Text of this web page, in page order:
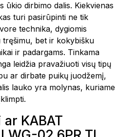
ūkio dirbimo dalis. Kiekvienas
turi pasirūpinti ne tik
technika, dygiomis
tręšimu, bet ir kokybišku
ir padargams. Tinkama
leidžia pravažiuoti visų tipų
ar dirbate puikų juodžemį,
lauko yra molynas, kuriame
KABAT